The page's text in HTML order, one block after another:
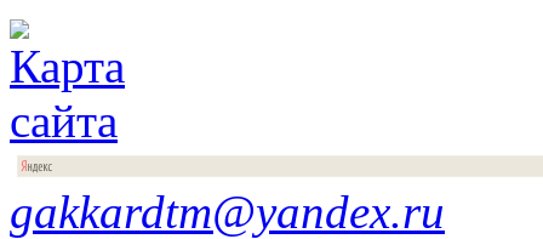
gakkardtm@yandex.ru